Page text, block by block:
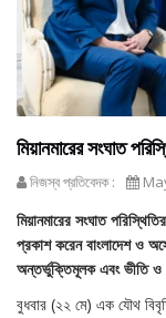
মিয়ানমারের সংঘাত
নিজস্ব প্রতিবেদক :
মিয়ানমারের সংঘাত
প্রকাশ করেন বাংলাদেশ ও
অন্তর্ভুক্তিমূলক এবং ভীতি ও
বুধবার (২২ মে) এক যৌথ